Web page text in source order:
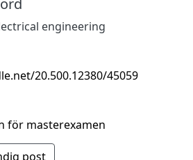
engineering
20.500.12380/45059
för masterexamen
post